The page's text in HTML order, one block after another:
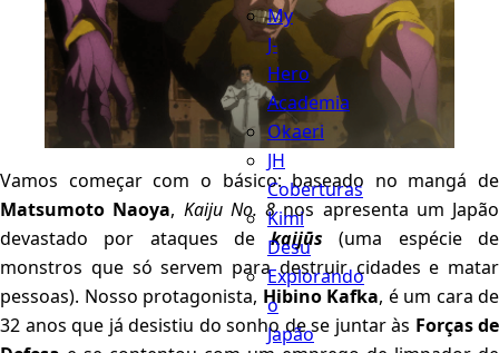
My
J-
Hero
Academia
Okaeri
JH
Coberturas
Kimi
Desu
Explorando
o
Japão
Vamos começar com o básico: baseado no mangá de
Matsumoto Naoya, Kaiju No. 8nos apresenta um Japão
devastado por ataques dekaijūs (uma espécie de
monstros que só servem para destruir cidades e matar
pessoas). Nosso protagonista, Hibino Kafka, é um cara de
32 anos que já desistiu do sonho de se juntar às Forças de